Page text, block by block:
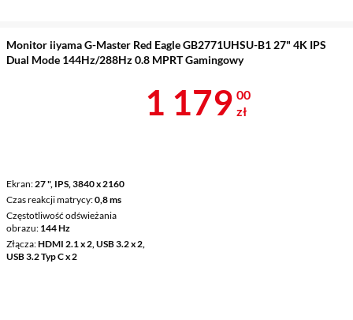
Monitor iiyama G-Master Red Eagle GB2771UHSU-B1 27" 4K IPS
Dual Mode 144Hz/288Hz 0.8 MPRT Gamingowy
Ekran 27 ", IPS, 3840 x 2160
Czas reakcji matrycy 0,8 ms
Częstotliwość odświeżania
obrazu 144 Hz
Złącza HDMI 2.1 x 2, USB 3.2 x 2,
USB 3.2 Typ C x 2
Cena 1 179 zł
1 179 00
zł